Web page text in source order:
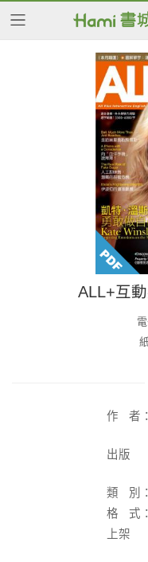
ALL+互
作 者：
出版
類
別：
格
式：
上架